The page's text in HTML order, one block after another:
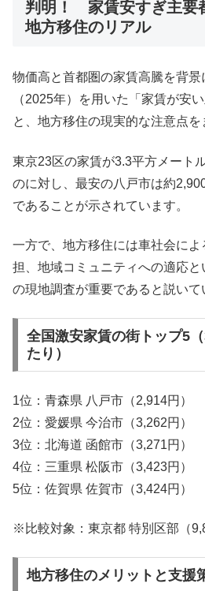
判明！ 家賃安すぎ主要
地方移住のリアル
物価高と首都圏の家賃高騰を背景
（2025年）を用いた「家賃が安
と、地方移住の現実的な注意点を
東京23区の家賃が3.3平方メート
のに対し、最安の八戸市は約
であることが示されています。
一方で、地方移住には車社会に
担、地域コミュニティへの適応
の現地調査が重要であると説いて
全国激安家賃の街トップ5
たり）
1位：青森県 八戸市（2,914円）
2位：愛媛県 今治市（3,262円）
3位：北海道 函館市（3,271円）
4位：三重県 松阪市（3,423円）
5位：佐賀県 佐賀市（3,424円）
※比較対象：東京都 特別区部（
地方移住のメリットと支援